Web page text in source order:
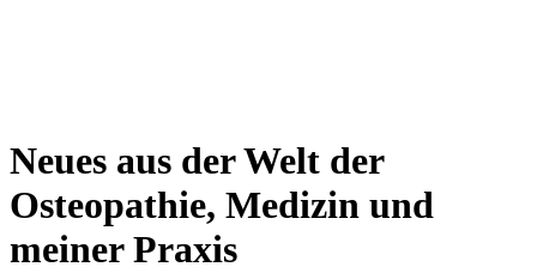
Neues aus der Welt der
Osteopathie, Medizin und
meiner Praxis